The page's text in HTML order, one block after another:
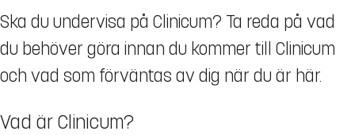
Ska du undervisa på Clinicum? Ta reda på vad
du behöver göra innan du kommer till Clinicum
och vad som förväntas av dig när du är här.
Vad är Clinicum?